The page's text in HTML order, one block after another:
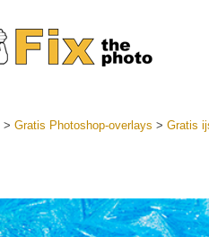
collecties
> Gratis Photoshop-overlays > Gratis